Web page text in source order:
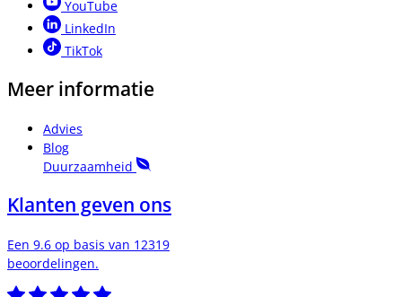
YouTube
LinkedIn
TikTok
Meer informatie
Advies
Blog
Duurzaamheid
Klanten geven ons
Een 9.6 op basis van 12319
beoordelingen.